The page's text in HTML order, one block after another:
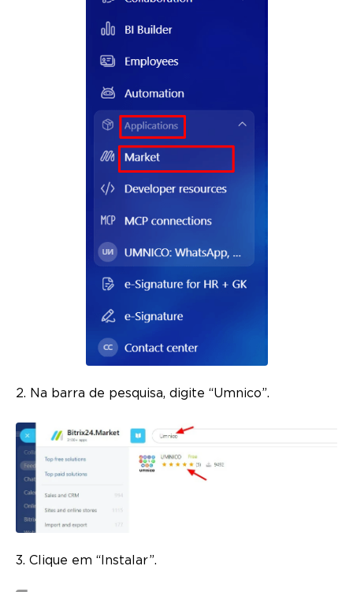
2. Na barra de pesquisa, digite “Umnico”.
3. Clique em “Instalar”.